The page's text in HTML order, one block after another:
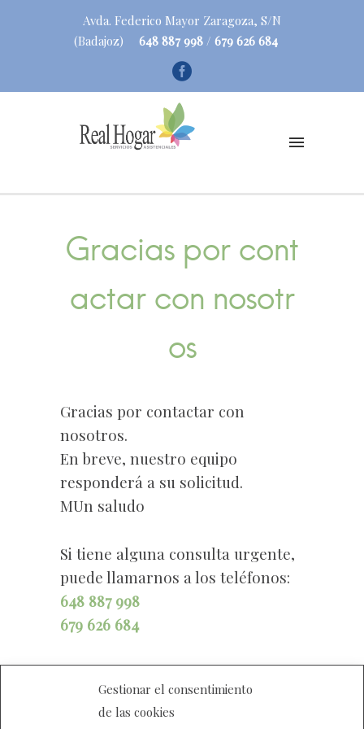
Gestionar el consentimiento
de las cookies
Avda. Federico Mayor Zaragoza, S/N
(Badajoz)
648 887 998 / 679 626 684
Gracias por cont
actar con nosotr
os
Gracias por contactar con
nosotros.
En breve, nuestro equipo
responderá a su solicitud.
MUn saludo
Si tiene alguna consulta urgente,
puede llamarnos a los teléfonos:
648 887 998
679 626 684